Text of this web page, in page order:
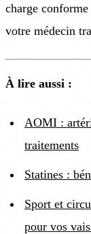
charge
votre médecin
À lire aussi :
AOMI :
traitements
Statines :
Sport et
pour vos